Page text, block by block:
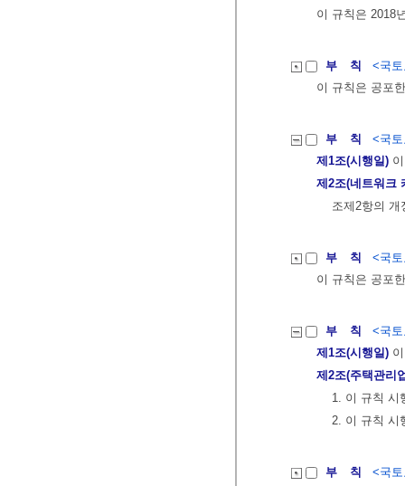
이 규칙은 2018
부 칙
<국
이 규칙은 공포
부 칙
<국
제1조(시행일)
제2조(네트워크
조제2항의
부 칙
<국
이 규칙은 공포
부 칙
<국
제1조(시행일)
제2조(주택관리
1. 이 규칙 시
2. 이 규칙 시
부 칙
<국